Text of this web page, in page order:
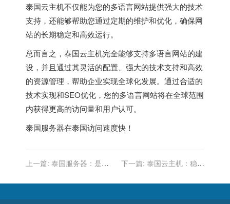
泰国云主机不仅能为您的多语言网站提供强大的技术
支持，还能够帮助您通过定期的维护和优化，确保网
站的长期稳定和高效运行。
总而言之，泰国云主机完全能够支持多语言网站的建
设，并且通过其灵活的配置、强大的技术支持和高效
的资源管理，帮助企业实现全球化发展。通过合适的
技术实现和SEO优化，您的多语言网站将在全球范围
内获得更高的访问量和用户认可。
泰国服务器在泰国访问速度快！
上一篇: 泰国服务器：是否
洞察服务？
下一篇: 泰国云主机：稳定